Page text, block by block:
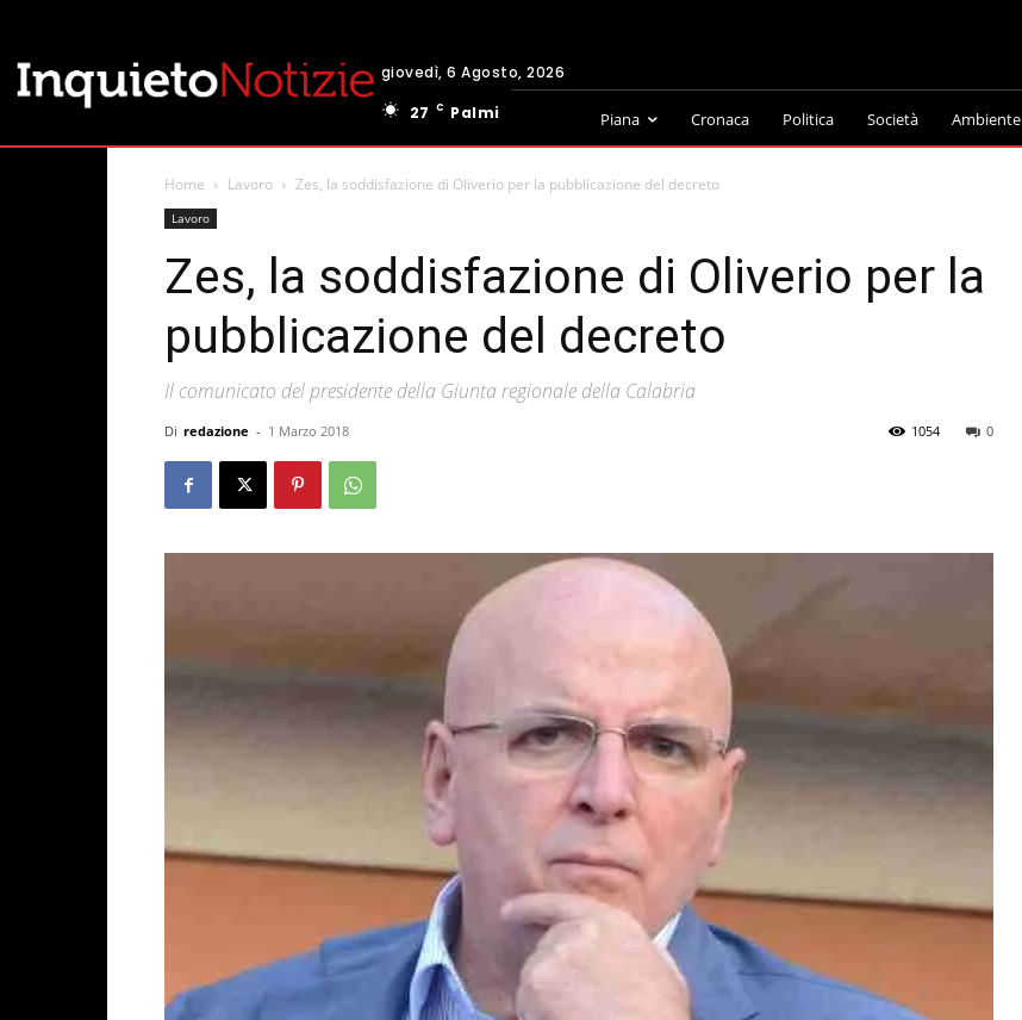
giovedì, 6 Agosto, 2026
27
C Palmi Piana Cronaca Politica Società Ambiente
Home Lavoro Zes, la soddisfazione di Oliverio per la pubblicazione del decreto
Lavoro
Zes, la soddisfazione di Oliverio per la
pubblicazione del decreto
Il comunicato del presidente della Giunta regionale della Calabria
Di redazione - 1 Marzo 2018 0
1054